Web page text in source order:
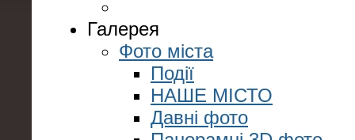
Галерея
Фото міста
Події
НАШЕ МІСТО
Давні фото